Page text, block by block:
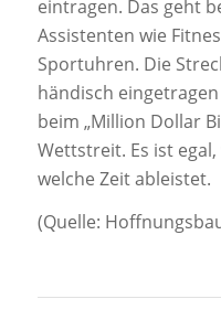
eintragen. Das geht
Assistenten wie
Sportuhren. Die
händisch
beim „Million Dollar
Wettstreit. Es ist
welche Zeit ableistet.
(Quelle: